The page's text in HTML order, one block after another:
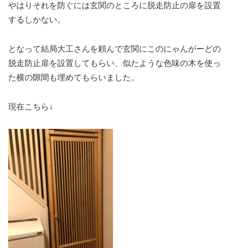
やはりそれを防ぐには玄関のところに脱走防止の扉を設置
するしかない。
となって結局大工さんを頼んで玄関にこのにゃんがーどの
脱走防止扉を設置してもらい、似たような色味の木を使っ
た横の隙間も埋めてもらいました。
現在こちら↓